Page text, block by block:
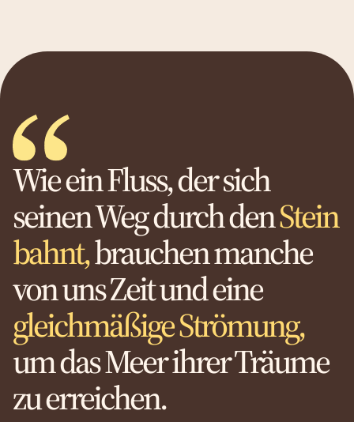
Wie ein Fluss, der sich
seinen Weg durch denStein
bahnt,brauchen manche
von uns Zeit und eine
gleichmäßige Strömung,
um das Meer ihrer Träume
zu erreichen.